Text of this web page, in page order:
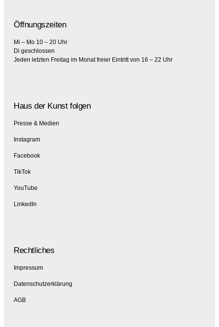
Öffnungszeiten
Mi – Mo 10 – 20 Uhr
Di geschlossen
Jeden letzten Freitag im Monat freier Eintritt von 16 – 22 Uhr
Haus der Kunst folgen
Presse & Medien
Instagram
Facebook
TikTok
YouTube
LinkedIn
Rechtliches
Impressum
Datenschutzerklärung
AGB